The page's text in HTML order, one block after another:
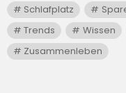
Schlafplatz
Trends
Wissen
Zusammenleben